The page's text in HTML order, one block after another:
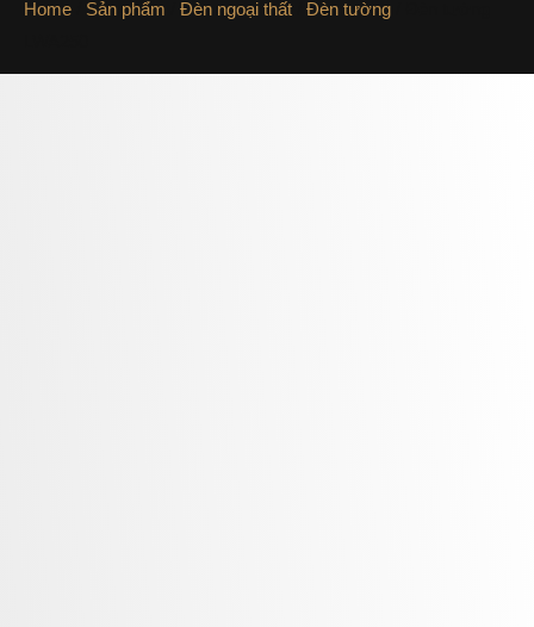
Home Sản phẩm Đèn ngoại thất Đèn tường